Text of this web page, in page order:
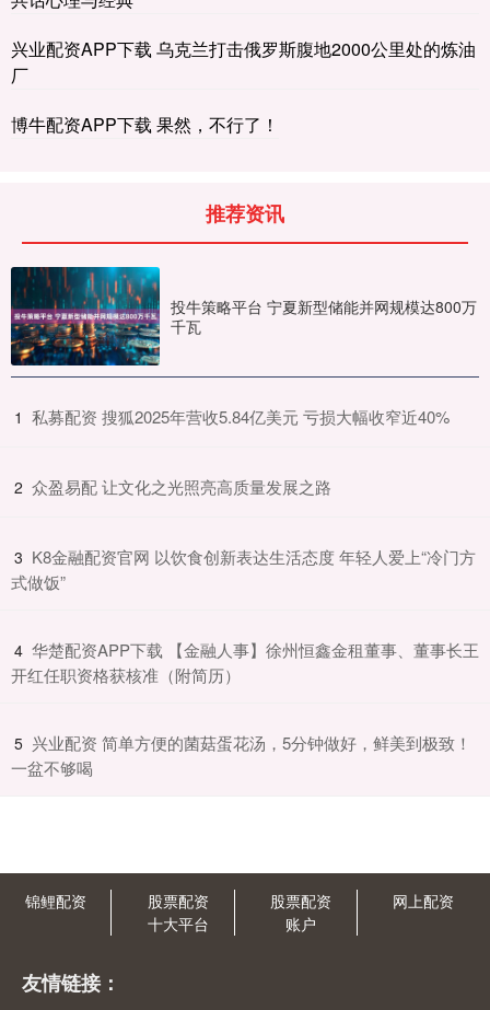
兴业配资APP下载 乌克兰打击俄罗斯腹地2000公里处的炼油
厂
博牛配资APP下载 果然，不行了！
推荐资讯
投牛策略平台 宁夏新型储能并网规模达800万
千瓦
1 ​私募配资 搜狐2025年营收5.84亿美元 亏损大幅收窄近40%
2 ​众盈易配 让文化之光照亮高质量发展之路
3 ​K8金融配资官网 以饮食创新表达生活态度 年轻人爱上“冷门方
式做饭”
4 ​华楚配资APP下载 【金融人事】徐州恒鑫金租董事、董事长王
开红任职资格获核准（附简历）
5 ​兴业配资 简单方便的菌菇蛋花汤，5分钟做好，鲜美到极致！
一盆不够喝
锦鲤配资
股票配资
十大平台
股票配资
账户
网上配资
友情链接：